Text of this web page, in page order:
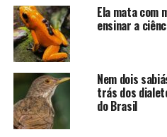
Ela mata com
ensinar a
Nem dois
trás dos
do Brasil